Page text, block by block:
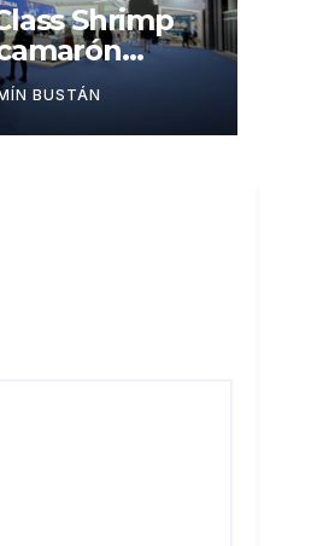
Shrimp
importante
BUSTÁN